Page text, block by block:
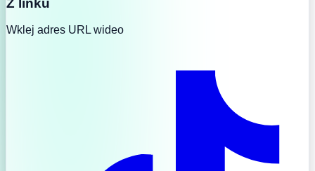
Z linku
Wklej adres URL wideo